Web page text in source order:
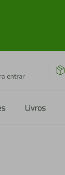
entrar
Livros